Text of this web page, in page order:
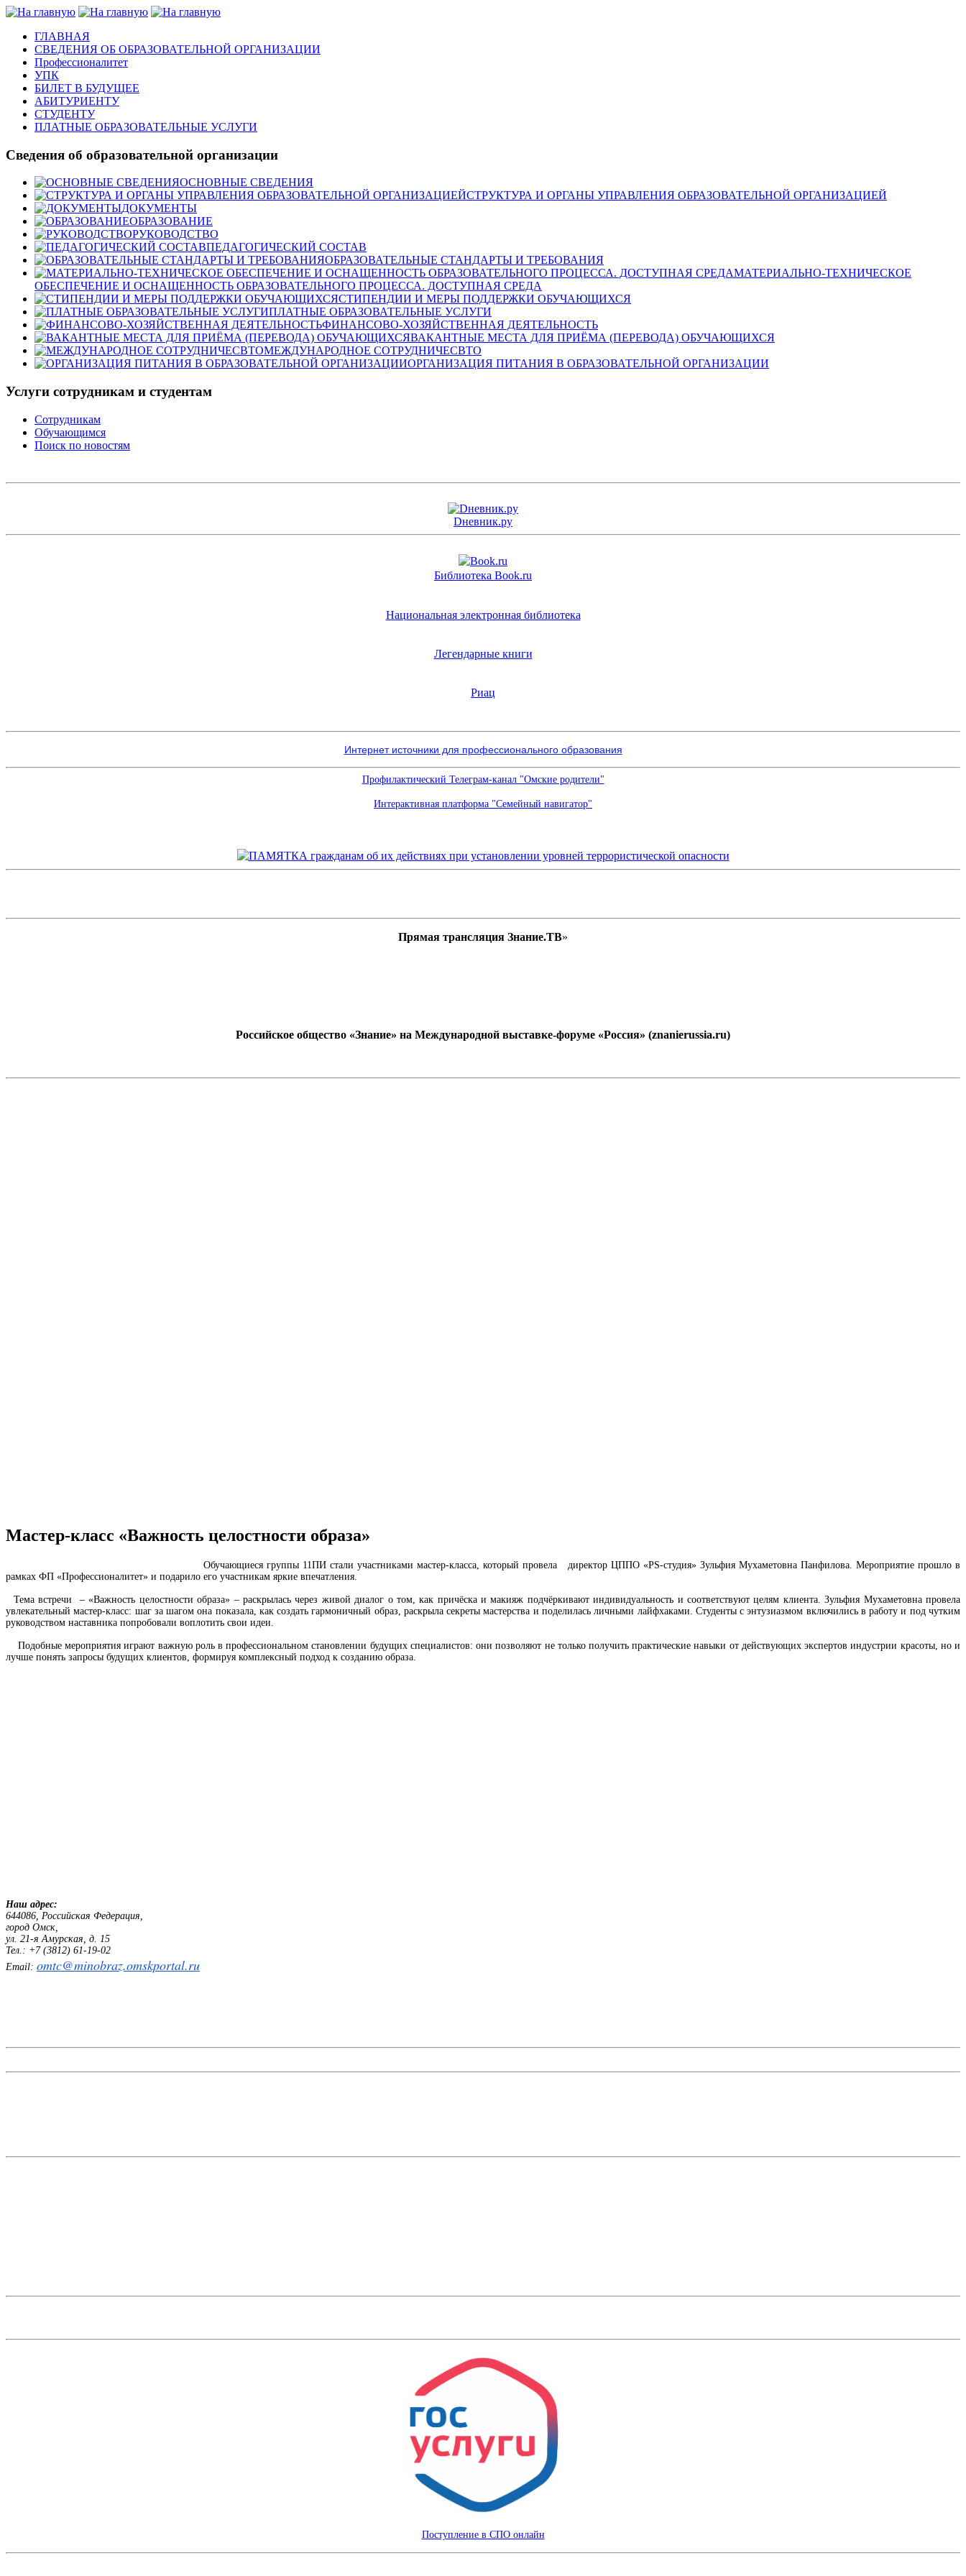
ГЛАВНАЯ
СВЕДЕНИЯ ОБ ОБРАЗОВАТЕЛЬНОЙ ОРГАНИЗАЦИИ
Профессионалитет
УПК
БИЛЕТ В БУДУЩЕЕ
АБИТУРИЕНТУ
СТУДЕНТУ
ПЛАТНЫЕ ОБРАЗОВАТЕЛЬНЫЕ УСЛУГИ
Сведения об образовательной организации
ОСНОВНЫЕ СВЕДЕНИЯ
СТРУКТУРА И ОРГАНЫ УПРАВЛЕНИЯ ОБРАЗОВАТЕЛЬНОЙ ОРГАНИЗАЦИЕЙ
ДОКУМЕНТЫ
ОБРАЗОВАНИЕ
РУКОВОДСТВО
ПЕДАГОГИЧЕСКИЙ СОСТАВ
ОБРАЗОВАТЕЛЬНЫЕ СТАНДАРТЫ И ТРЕБОВАНИЯ
МАТЕРИАЛЬНО-ТЕХНИЧЕСКОЕ
ОБЕСПЕЧЕНИЕ И ОСНАЩЕННОСТЬ ОБРАЗОВАТЕЛЬНОГО ПРОЦЕССА. ДОСТУПНАЯ СРЕДА
СТИПЕНДИИ И МЕРЫ ПОДДЕРЖКИ ОБУЧАЮЩИХСЯ
ПЛАТНЫЕ ОБРАЗОВАТЕЛЬНЫЕ УСЛУГИ
ФИНАНСОВО-ХОЗЯЙСТВЕННАЯ ДЕЯТЕЛЬНОСТЬ
ВАКАНТНЫЕ МЕСТА ДЛЯ ПРИЁМА (ПЕРЕВОДА) ОБУЧАЮЩИХСЯ
МЕЖДУНАРОДНОЕ СОТРУДНИЧЕСВТО
ОРГАНИЗАЦИЯ ПИТАНИЯ В ОБРАЗОВАТЕЛЬНОЙ ОРГАНИЗАЦИИ
Услуги сотрудникам и студентам
Сотрудникам
Обучающимся
Поиск по новостям
Dневник.ру
Библиотека Book.ru
Национальная электронная библиотека
Легендарные книги
Риац
Интернет источники для профессионального образования
Профилактический Телеграм-канал "Омские родители"
Интерактивная платформа "Семейный навигатор"
Прямая трансляция Знание.ТВ»
Российское общество «Знание» на Международной выставке-форуме «Россия» (znanierussia.ru)
Мастер-класс «Важность целостности образа»
Обучающиеся группы 11ПИ стали участниками мастер-класса, который провела директор ЦППО «PS-студия» Зульфия Мухаметовна Панфилова. Мероприятие прошло в
рамках ФП «Профессионалитет» и подарило его участникам яркие впечатления.
Тема встречи – «Важность целостности образа» – раскрылась через живой диалог о том, как причёска и макияж подчёркивают индивидуальность и соответствуют целям клиента. Зульфия Мухаметовна провела
увлекательный мастер-класс: шаг за шагом она показала, как создать гармоничный образ, раскрыла секреты мастерства и поделилась личными лайфхаками. Студенты с энтузиазмом включились в работу и под чутким
руководством наставника попробовали воплотить свои идеи.
Подобные мероприятия играют важную роль в профессиональном становлении будущих специалистов: они позволяют не только получить практические навыки от действующих экспертов индустрии красоты, но и
лучше понять запросы будущих клиентов, формируя комплексный подход к созданию образа.
Наш адрес:
644086, Российская Федерация,
город Омск,
ул. 21-я Амурская, д. 15
Тел.: +7 (3812) 61-19-02
Email: omtc@minobraz.omskportal.ru
Поступление в СПО онлайн